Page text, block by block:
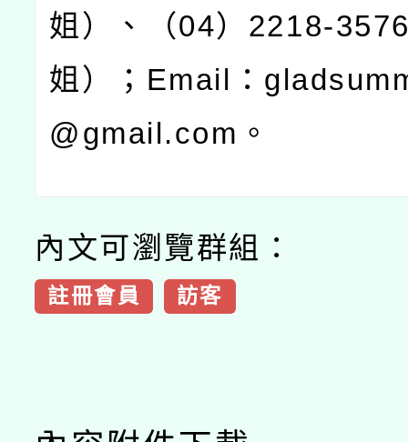
姐）、（04） 2218-
姐）； Email ：
@gmail.com 。
內文可瀏覽群組：
註冊會員 訪客